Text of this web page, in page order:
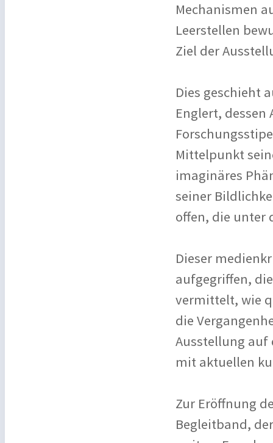
Mechanismen
Leerstellen
Ziel der
Dies geschieht
Englert, dessen
Mittelpunkt
imaginäres
seiner
offen, die unter
Dieser
aufgegriffen,
vermittelt, wie
die
Ausstellung auf
mit aktuellen
Zur Eröffnung
Begleitband,